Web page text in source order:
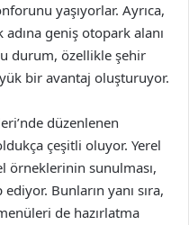
yaşıyorlar. Ayrıca,
geniş otopark alanı
durum, özellikle şehir
bir avantaj oluşturuyor.
düzenlenen
çeşitli oluyor. Yerel
örneklerinin sunulması,
Bunların yanı sıra,
de hazırlatma